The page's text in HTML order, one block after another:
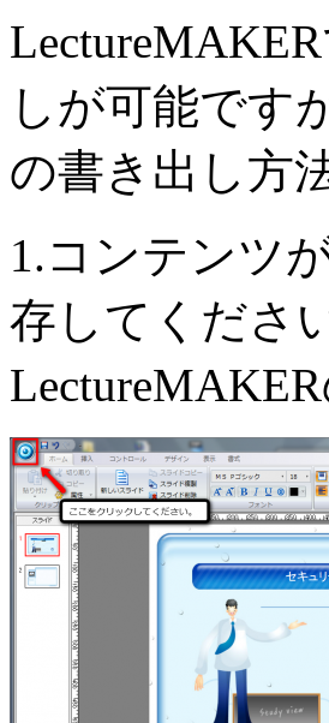
しが可能です
の書き出し方
1.コンテンツ
存してくださ